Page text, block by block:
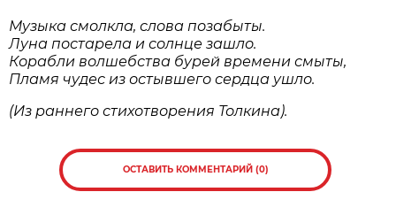
Музыка смолкла, слова позабыты.
Луна постарела и солнце зашло.
Корабли волшебства бурей времени смыты,
Пламя чудес из остывшего сердца ушло.
(Из раннего стихотворения Толкина).
ОСТАВИТЬ КОММЕНТАРИЙ (0)